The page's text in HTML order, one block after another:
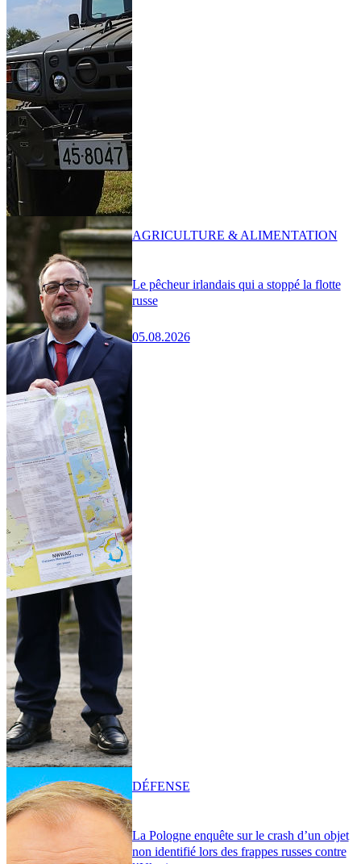
Le pêcheur irlandais qui a stoppé la flotte
russe
05.08.2026
AGRICULTURE & ALIMENTATION
La Pologne enquête sur le crash d’un objet
non identifié lors des frappes russes contre
DÉFENSE